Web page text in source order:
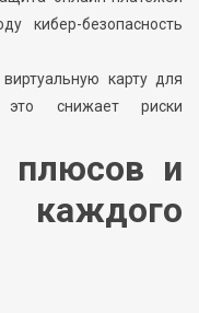
кибер-безопасность
карту для
снижает риски
плюсов и